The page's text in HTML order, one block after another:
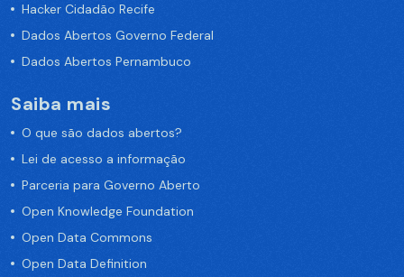
Hacker Cidadão Recife
Dados Abertos Governo Federal
Dados Abertos Pernambuco
Saiba mais
O que são dados abertos?
Lei de acesso a informação
Parceria para Governo Aberto
Open Knowledge Foundation
Open Data Commons
Open Data Definition